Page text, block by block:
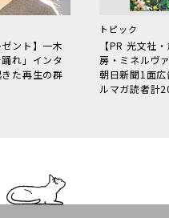
ント】一木
れ」インタ
た再生の群
トピック
【PR 光文社
房・ミネルヴ
朝日新聞1面
ルマガ読者計